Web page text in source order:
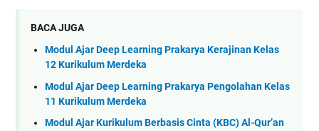
BACA JUGA
Modul Ajar Deep Learning Prakarya Kerajinan Kelas
12 Kurikulum Merdeka
Modul Ajar Deep Learning Prakarya Pengolahan Kelas
11 Kurikulum Merdeka
Modul Ajar Kurikulum Berbasis Cinta (KBC) Al-Qur’an